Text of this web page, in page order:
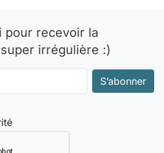
pour recevoir la
irrégulière :)